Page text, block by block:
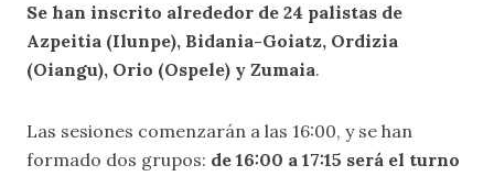
Se han inscrito alrededor de 24 palistas de
Azpeitia (Ilunpe), Bidania-Goiatz, Ordizia
(Oiangu), Orio (Ospele) y Zumaia.
Las sesiones comenzarán a las 16:00, y se han
formado dos grupos: de 16:00 a 17:15 será el turno